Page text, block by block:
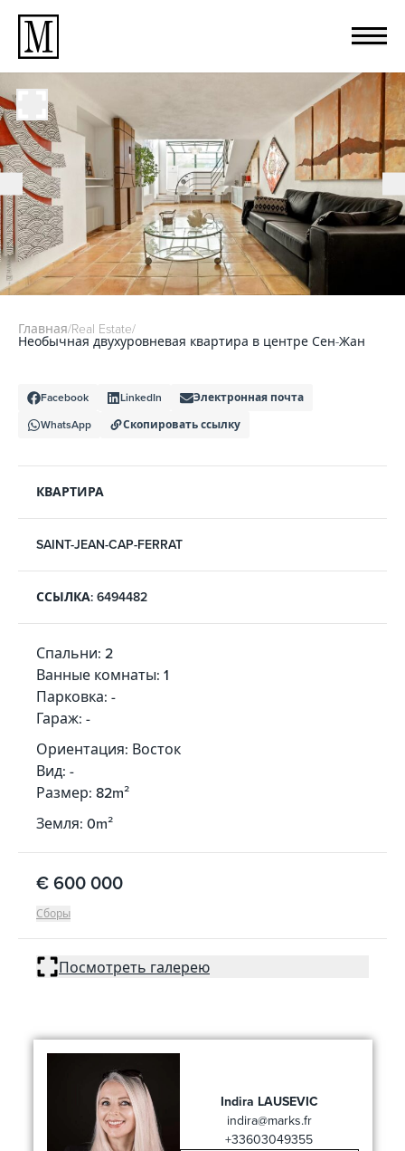
Главная/Real Estate/
Необычная двухуровневая квартира в центре Сен-Жан
Facebook LinkedIn
Электронная почта
WhatsApp
Скопировать ссылку
КВАРТИРА
SAINT-JEAN-CAP-FERRAT
ССЫЛКА: 6494482
Спальни: 2
Ванные комнаты: 1
Парковка: -
Гараж: -
Ориентация: Восток
Вид: -
Размер: 82m²
Земля: 0m²
€ 600 000
Сборы
Посмотреть галерею
Indira LAUSEVIC
indira@marks.fr
+33603049355